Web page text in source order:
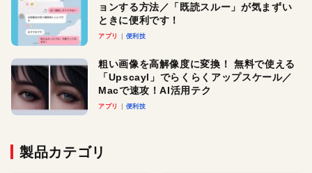
ョンする方法／「既読スルー」が気まずい
ときに便利です！
アプリ 便利技
粗い画像を高解像度に変換！ 無料で使える
「Upscayl」でらくらくアップスケール／
Macで速攻！AI活用テク
アプリ 便利技
製品カテゴリ